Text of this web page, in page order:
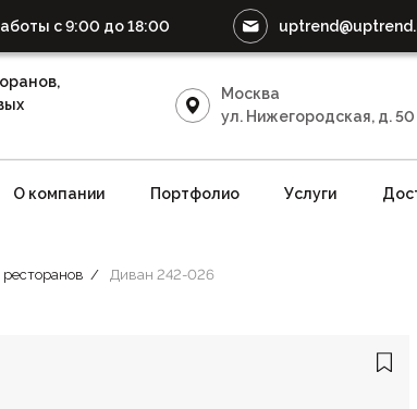
с 9:00 до 18:00
Москва
ул. Нижегородская, д. 50
О компании Портфолио Услуги
Диван 242-026